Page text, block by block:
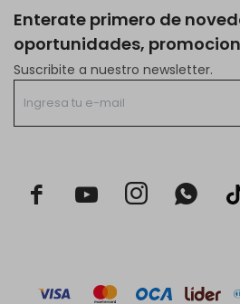
Enterate primero de
oportunidades,
Suscribite a nuestro newsletter.
  